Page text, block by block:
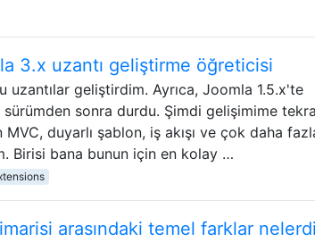
3.x uzantı geliştirme öğreticisi
uzantılar geliştirdim. Ayrıca, Joomla 1.5.x'te
sonra durdu. Şimdi gelişimime
duyarlı şablon, iş akışı ve çok daha
Birisi bana bunun için en kolay …
arasındaki temel farklar